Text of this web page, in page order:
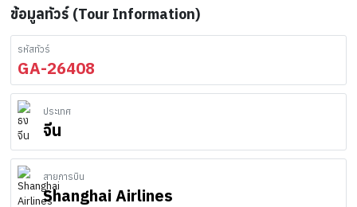
ข้อมูลทัวร์ (Tour Information)
รหัสทัวร์
GA-26408
ประเทศ
จีน
สายการบิน
Shanghai Airlines